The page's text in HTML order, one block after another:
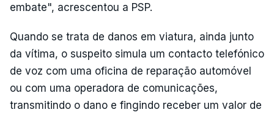
embate", acrescentou a PSP.
Quando se trata de danos em viatura, ainda junto
da vítima, o suspeito simula um contacto telefónico
de voz com uma oficina de reparação automóvel
ou com uma operadora de comunicações,
transmitindo o dano e fingindo receber um valor de